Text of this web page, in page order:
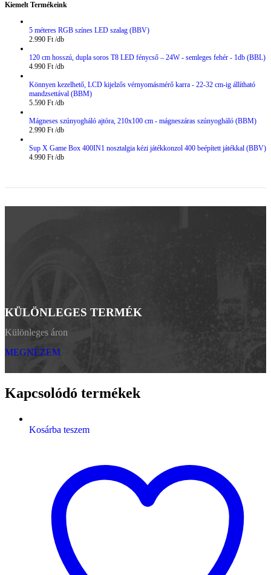
Kiemelt Termékeink
5 méteres RGB színes LED szalag (BBV)
2.990 Ft
120 cm hosszú, dupla soros T8 LED fénycső – 24W - semleges fehér - 1db (BBL)
4.990 Ft
Könnyen kezelhető, LCD kijelzős vérnyomásmérő karra - 22-32 cm-ig állítható
mandzsettával (BBM)
5.590 Ft
Mágneses szúnyogháló ajtóra, 210x100 cm - mágneszáras szúnyogháló (BBM)
2.990 Ft
Sup X Game Box 400IN1 nosztalgia kézi játékkonzol 400 beépített játékkal (BBV)
4.990 Ft
KÜLÖNLEGES TERMÉK
Különleges áron
MEGNÉZEM
Kapcsolódó termékek
Kosárba teszem